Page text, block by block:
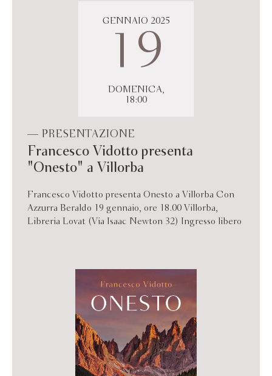
GENNAIO 2025
19
DOMENICA,
18:00
— PRESENTAZIONE
Francesco Vidotto presenta
"Onesto" a Villorba
Francesco Vidotto presenta Onesto a Villorba Con
Azzurra Beraldo 19 gennaio, ore 18.00 Villorba,
Libreria Lovat (Via Isaac Newton 32) Ingresso libero